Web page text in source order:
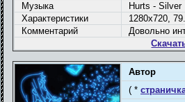
Музыка
Hurts - Silver
Характеристики
1280x720,
Комментарий
Довольно
Автор
( *